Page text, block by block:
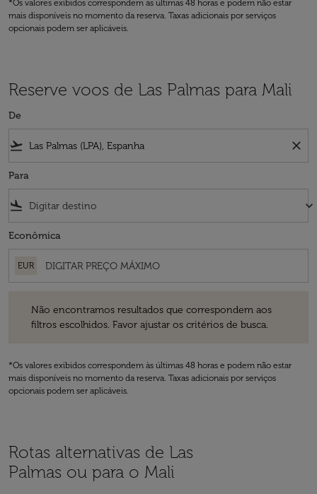
*Os valores exibidos correspondem às últimas 48 horas e podem não estar
mais disponíveis no momento da reserva. Taxas adicionais por serviços
opcionais podem ser aplicáveis.
Reserve voos de Las Palmas para Mali
De
flight_takeoff close
Para
flight_land keyboard_arrow_down
Econômica
EUR
Não encontramos resultados que correspondem aos
filtros escolhidos. Favor ajustar os critérios de busca.
*Os valores exibidos correspondem às últimas 48 horas e podem não estar
mais disponíveis no momento da reserva. Taxas adicionais por serviços
opcionais podem ser aplicáveis.
Rotas alternativas de Las
Palmas ou para o Mali